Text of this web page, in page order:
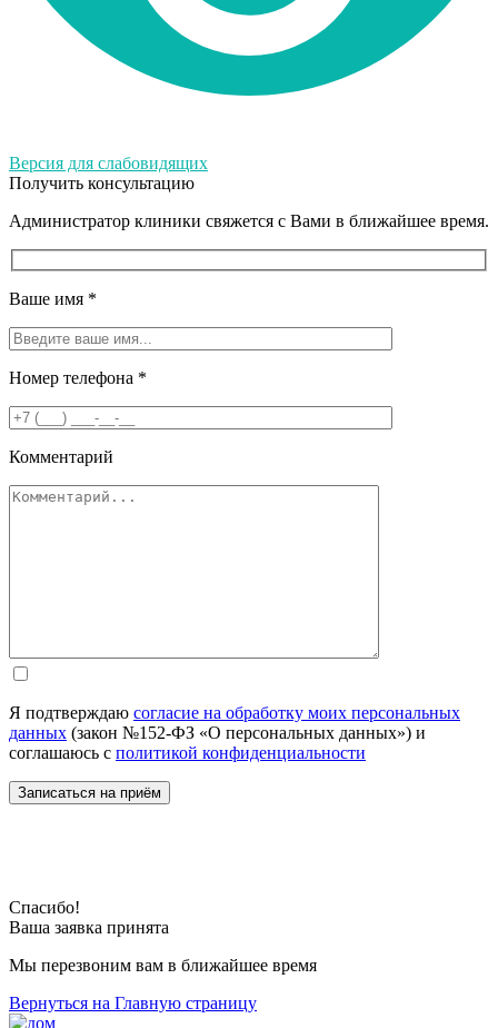
Версия для слабовидящих
Получить консультацию
Администратор клиники свяжется с Вами в ближайшее время.
Ваше имя *
Номер телефона *
Комментарий
Я подтверждаю согласие на обработку моих персональных
данных (закон №152-ФЗ «О персональных данных») и
соглашаюсь с политикой конфиденциальности
Спасибо!
Ваша заявка принята
Мы перезвоним вам в ближайшее время
Вернуться на Главную страницу